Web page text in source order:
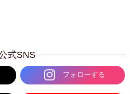
式SNS
フォローする